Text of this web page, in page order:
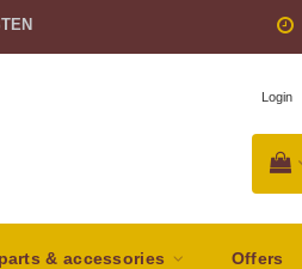
Login
& accessories Offers